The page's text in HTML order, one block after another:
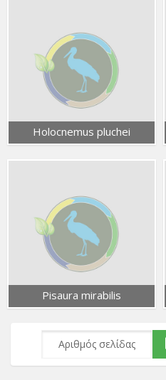
Holocnemus pluchei
Pisaura mirabilis